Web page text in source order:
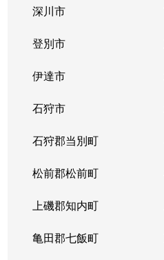
深川市
登別市
伊達市
石狩市
石狩郡当別町
松前郡松前町
上磯郡知内町
亀田郡七飯町